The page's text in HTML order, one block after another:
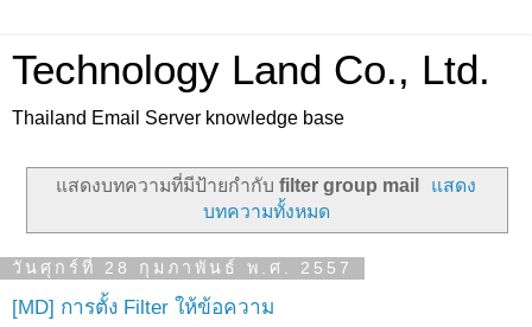
Technology Land Co., Ltd.
Thailand Email Server knowledge base
แสดงบทความที่มีป้ายกำกับ filter group mail
แสดง
บทความทั้งหมด
วันศุกร์ที่ 28 กุมภาพันธ์ พ.ศ. 2557
[MD] การตั้ง Filter ให้ข้อความ